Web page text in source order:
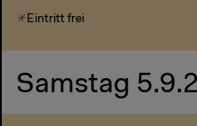
Eintritt frei
Samstag